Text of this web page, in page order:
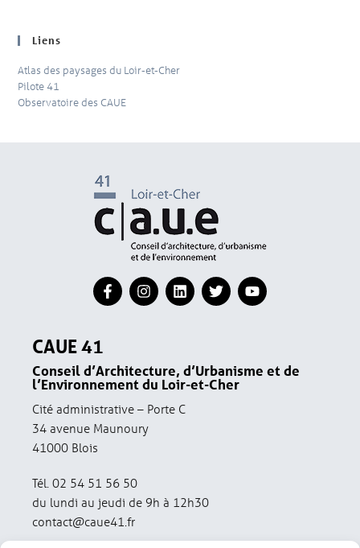
Liens
Atlas des paysages du Loir-et-Cher
Pilote 41
Observatoire des CAUE
CAUE 41
Conseil d’Architecture, d’Urbanisme et de
l’Environnement du Loir-et-Cher
Cité administrative – Porte C
34 avenue Maunoury
41000 Blois
Tél. 02 54 51 56 50
du lundi au jeudi de 9h à 12h30
contact@caue41.fr